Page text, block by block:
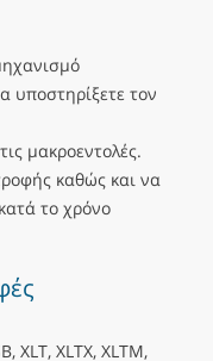
υποστηρίξετε τον
μακροεντολές.
καθώς και να
το χρόνο
XLT, XLTX, XLTM,